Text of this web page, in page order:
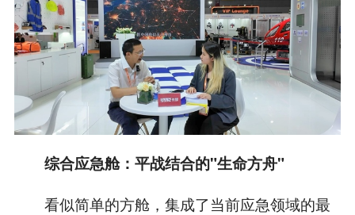
综合应急舱：平战结合的"生命方舟"
看似简单的方舱，集成了当前应急领域的最